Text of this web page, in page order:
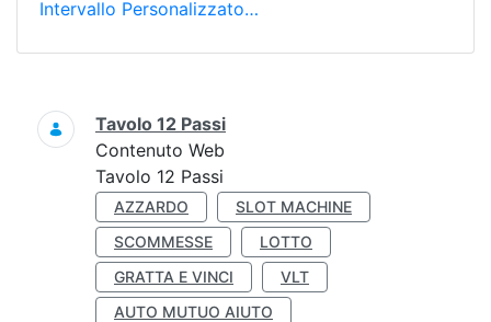
Intervallo Personalizzato…
Ricerca
Tavolo 12 Passi
Contenuto Web
Tavolo 12 Passi
AZZARDO
SLOT MACHINE
SCOMMESSE
LOTTO
GRATTA E VINCI
VLT
AUTO MUTUO AIUTO